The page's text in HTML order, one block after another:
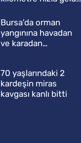
Bursa'da orman
yangınına havadan
ve karadan
70 yaşlarındaki 2
kardeşin miras
kavgası kanlı bitti